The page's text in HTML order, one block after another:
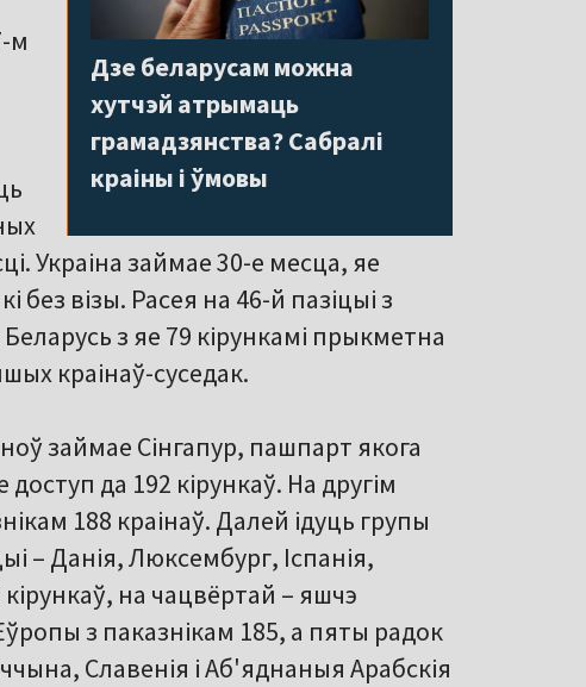
Дзе беларусам можна
хутчэй атрымаць
грамадзянства? Сабралі
краіны і ўмовы
м
Украіна займае 30-е месца, яе
без візы. Расея на 46-й пазіцыі з
з яе 79 кірункамі прыкметна
краінаў-суседак.
займае Сінгапур, пашпарт якога
да 192 кірункаў. На другім
188 краінаў. Далей ідуць групы
– Данія, Люксембург, Іспанія,
на чацвёртай – яшчэ
з паказнікам 185, а пяты радок
Славенія і Аб'яднаныя Арабскія